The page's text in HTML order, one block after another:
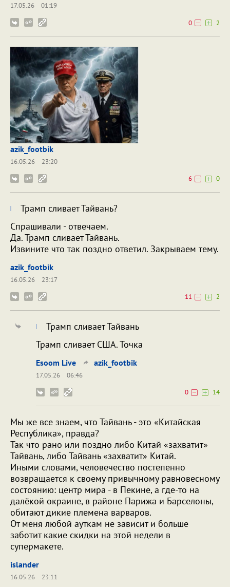
17.05.26
01:19
0
2
azik_footbik
16.05.26
23:20
6
0
Трамп сливает Тайвань?
Спрашивали - отвечаем.
Да. Трамп сливает Тайвань.
Извините что так поздно ответил. Закрываем тему.
azik_footbik
16.05.26
23:17
11
2
Трамп сливает Тайвань
Трамп сливает США. Точка
Esoom Live azik_footbik
17.05.26
06:46
0
14
Мы же все знаем, что Тайвань - это «Китайская
Республика», правда?
Так что рано или поздно либо Китай «захватит»
Тайвань, либо Тайвань «захватит» Китай.
Иными словами, человечество постепенно
возвращается к своему привычному равновесному
состоянию: центр мира - в Пекине, а где-то на
далёкой окраине, в районе Парижа и Барселоны,
обитают дикие племена варваров.
От меня любой ауткам не зависит и больше
заботит какие скидки на этой недели в
супермакете.
islander
16.05.26 23:11